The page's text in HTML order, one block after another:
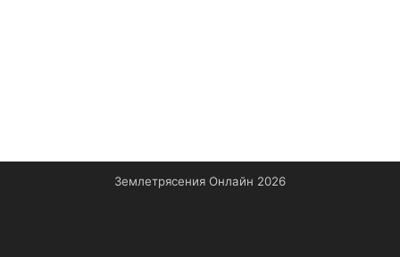
Землетрясения Онлайн 2026